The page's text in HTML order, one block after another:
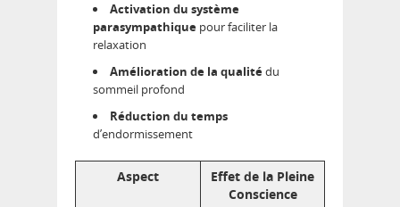
Activation du système
parasympathique pour faciliter la
relaxation
Amélioration de la qualitédu
sommeil profond
Réduction du temps
d’endormissement
Aspect
Effet de la Pleine
Conscience